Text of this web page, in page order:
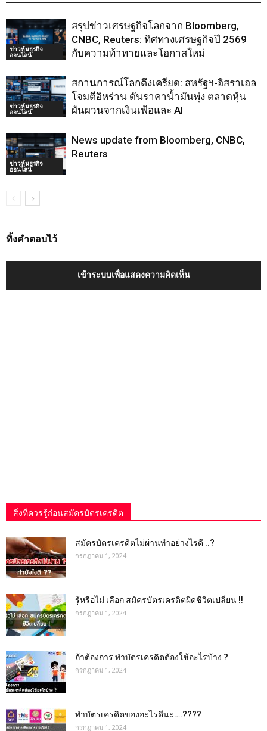
ข่าวหุ้นธุรกิจ
ออนไลน์
สรุปข่าวเศรษฐกิจโลกจาก Bloomberg,
CNBC, Reuters: ทิศทางเศรษฐกิจปี 2569
กับความท้าทายและโอกาสใหม่
ข่าวหุ้นธุรกิจ
ออนไลน์
สถานการณ์โลกตึงเครียด: สหรัฐฯ-อิสราเอล
โจมตีอิหร่าน ดันราคาน้ำมันพุ่ง ตลาดหุ้น
ผันผวนจากเงินเฟ้อและ AI
ข่าวหุ้นธุรกิจ
ออนไลน์
News update from Bloomberg, CNBC,
Reuters
ทิ้งคำตอบไว้
เข้าระบบเพื่อแสดงความคิดเห็น
สิ่งที่ควรรู้ก่อนสมัครบัตรเครดิต
สมัครบัตรเครดิตไม่ผ่านทำอย่างไรดี ..?
กรกฎาคม 1, 2024
รู้หรือไม่ เลือก สมัครบัตรเครดิตผิดชีวิตเปลี่ยน !!
กรกฎาคม 1, 2024
ถ้าต้องการ ทําบัตรเครดิตต้องใช้อะไรบ้าง ?
กรกฎาคม 1, 2024
ทําบัตรเครดิตของอะไรดีนะ….????
กรกฎาคม 1, 2024